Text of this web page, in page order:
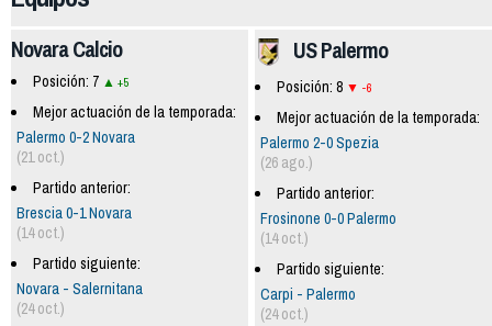
US Palermo
Posición: 8 -6
Mejor actuación de la temporada:
Palermo 2-0 Spezia
(26 ago.)
Partido anterior:
Frosinone 0-0 Palermo
(14 oct.)
Partido siguiente:
Carpi - Palermo
(24 oct.)
Novara Calcio
Posición: 7 +5
Mejor actuación de la temporada:
Palermo 0-2 Novara
(21 oct.)
Partido anterior:
Brescia 0-1 Novara
(14 oct.)
Partido siguiente:
Novara - Salernitana
(24 oct.)